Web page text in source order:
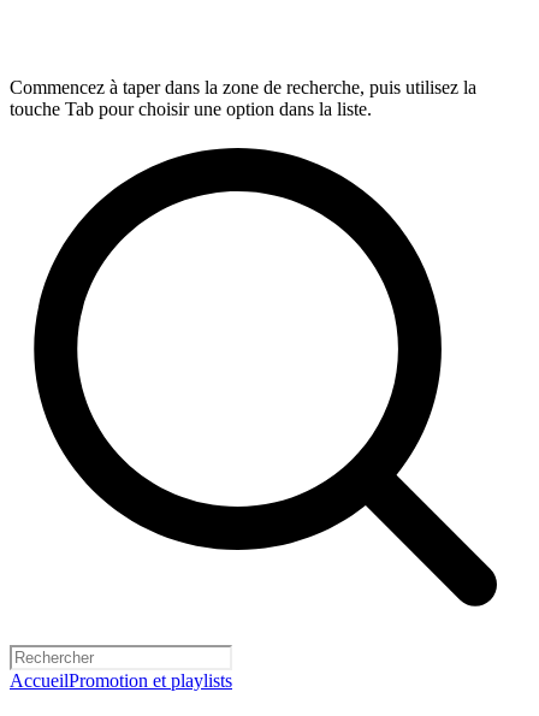
Commencez à taper dans la zone de recherche, puis utilisez la
touche Tab pour choisir une option dans la liste.
AccueilPromotion et playlists